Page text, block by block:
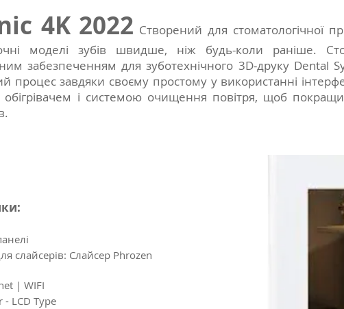
4K 2022 Створений для стоматологічної
моделі зубів швидше, ніж будь-коли раніше.
забезпеченням для зуботехнічного 3D-друку Dental
процес завдяки своєму простому у використанні
і системою очищення повітря, щоб
слайсерів: Слайсер Phrozen
| WIFI
- LCD Type